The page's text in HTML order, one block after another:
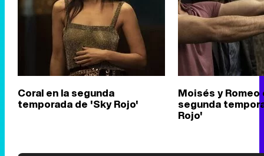
Coral en la segunda
temporada de 'Sky Rojo'
Moisés y Romeo
segunda
Rojo'